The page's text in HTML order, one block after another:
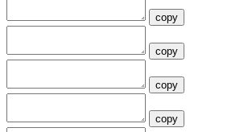
copy
copy
copy
copy